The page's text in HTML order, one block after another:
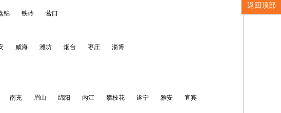
锦 铁岭 营口
威海 潍坊 烟台 枣庄 淄博
南充 眉山 绵阳 内江 攀枝花 遂宁 雅安 宜宾
返回顶部